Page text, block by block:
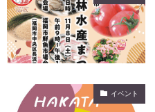
イベント